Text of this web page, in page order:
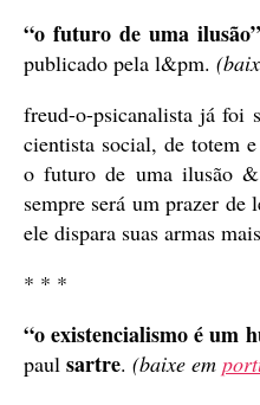
“o futuro de uma ilusão”
publicado pela l&pm.
freud-o-psicanalista já foi
cientista social, de totem
o futuro de uma ilusão
sempre será um prazer de
ele dispara suas armas
* * *
“o existencialismo é um
paul sartre. (baixe em